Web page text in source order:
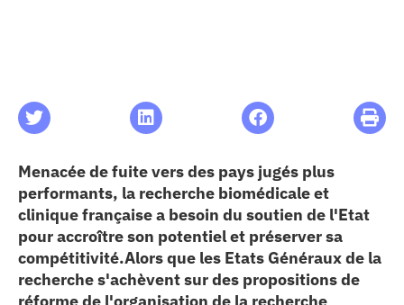
santé
au CHU
Menacée de fuite vers des pays jugés plus
performants, la recherche biomédicale et
clinique française a besoin du soutien de l'Etat
pour accroître son potentiel et préserver sa
compétitivité.Alors que les Etats Généraux de la
recherche s'achèvent sur des propositions de
réforme de l'organisation de la recherche